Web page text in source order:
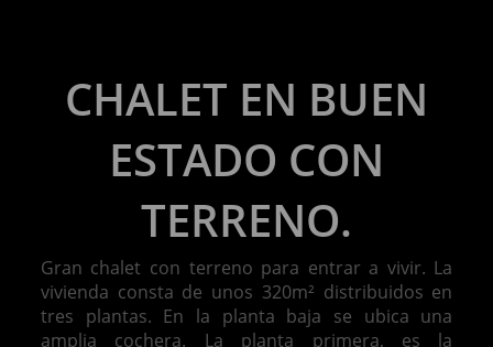
CHALET EN BUEN
ESTADO CON
TERRENO.
Gran chalet con terreno para entrar a vivir. La
vivienda consta de unos 320m² distribuidos en
tres plantas. En la planta baja se ubica una
amplia cochera. La planta primera, es la